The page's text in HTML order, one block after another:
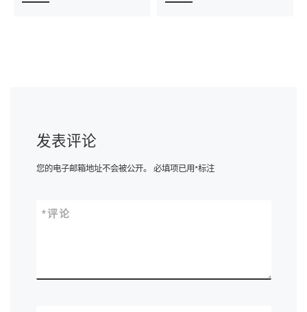
发表评论
您的电子邮箱地址不会被公开。 必填项已用*标注
评论
*